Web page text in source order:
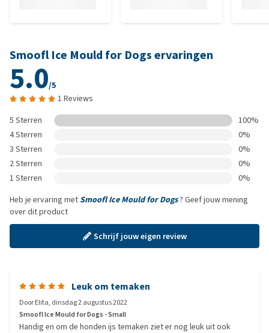
Smoofl Ice Mould for Dogs ervaringen
5.0/5
1 Reviews
5 Sterren
100%
4 Sterren
0%
3 Sterren
0%
2 Sterren
0%
1 Sterren
0%
Heb je ervaring met Smoofl Ice Mould for Dogs? Geef jouw mening
over dit product
Schrijf jouw eigen review
Leuk om temaken
DoorElita, dinsdag 2 augustus 2022
Smoofl Ice Mould for Dogs - Small
Handig en om de honden ijs temaken ziet er nog leuk uit ook